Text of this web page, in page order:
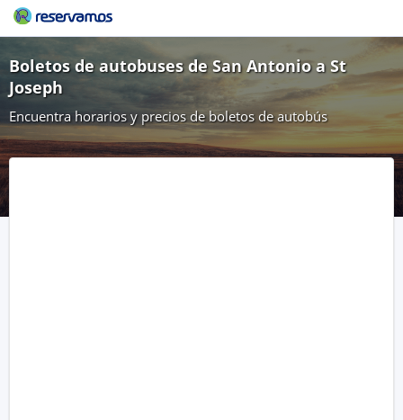
Boletos de autobuses de San Antonio a St
Joseph
Encuentra horarios y precios de boletos de autobús